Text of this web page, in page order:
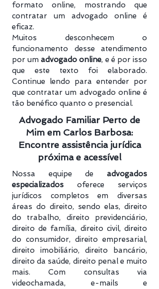
formato online, mostrando que
contratar um advogado online é
eficaz.
Muitos desconhecem o
funcionamento desse atendimento
por umadvogado online, e é por isso
que este texto foi elaborado.
Continue lendo para entender por
que contratar um advogado online é
tão benéfico quanto o presencial.
Advogado Familiar Perto de
Mim em Carlos Barbosa:
Encontre assistência jurídica
próxima e acessível
Nossa equipe de advogados
especializados oferece serviços
jurídicos completos em diversas
áreas do direito, sendo elas, direito
do trabalho, direito previdenciário​,
direito de família, direito civil, direito
do consumidor, direito empresarial,
direito imobiliário, direito bancário,
direito da saúde, direito penal e muito
mais. Com consultas via
videochamada, e-mails e